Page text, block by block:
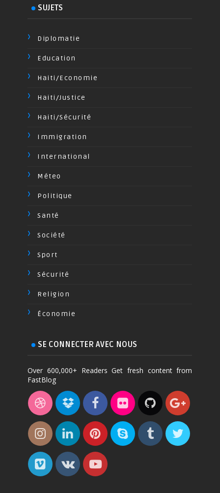
SUJETS
Diplomatie
Education
Haiti/Economie
Haiti/Justice
Haiti/Sécurité
Immigration
International
Méteo
Politique
Santé
Société
Sport
Sécurité
Religion
Économie
SE CONNECTER AVEC NOUS
Over 600,000+ Readers Get fresh content from
FastBlog